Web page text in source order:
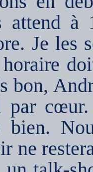
attend
Je les
bon,
par
bien.
ne